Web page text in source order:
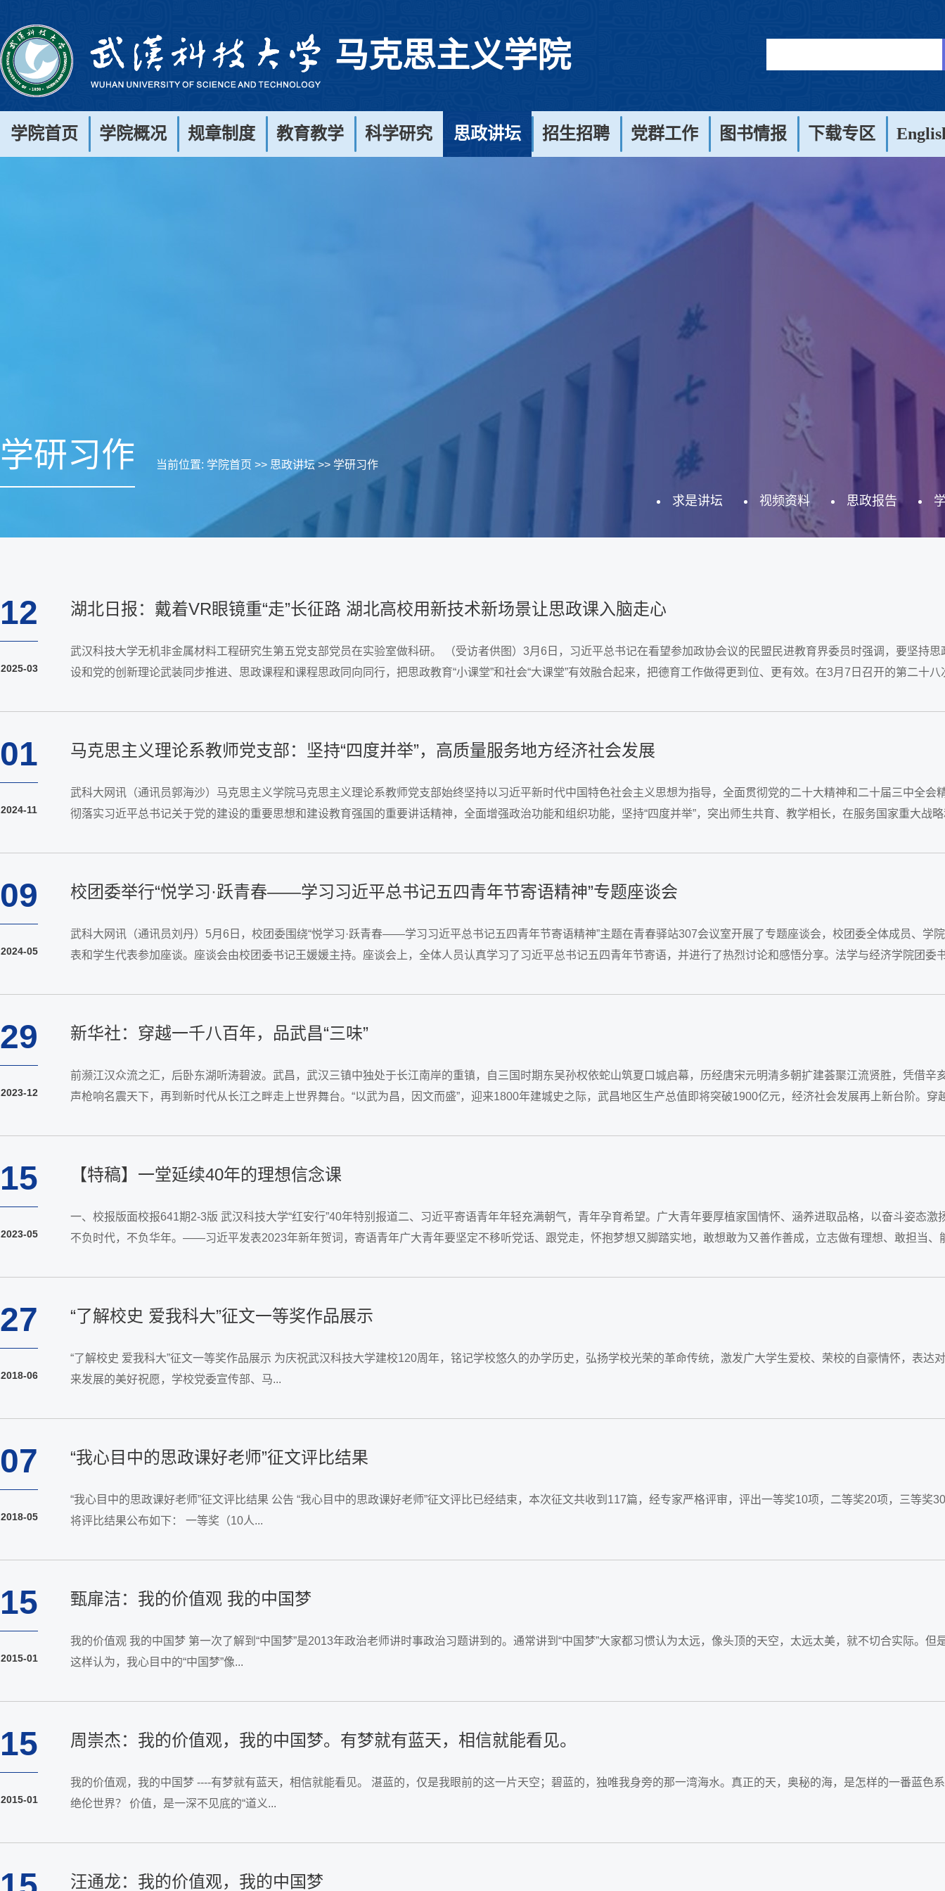
马克思主义学院
学院首页 学院概况 规章制度 教育教学 科学研究 思政讲坛 招生招聘 党群工作 图书情报 下载专区
学研习作 当前位置: 学院首页 >> 思政讲坛>> 学研习作
求是讲坛 视频资料 思政报告
12
2025-03
湖北日报：戴着VR眼镜重“走”长征路 湖北高校用新技术新场景让思政课入脑走心
武汉科技大学无机非金属材料工程研究生第五党支部党员在实验室做科研。 （受访者供图）3月6日，习近平总书记在看望参加政协会议的民盟民进教育界委员时强调，要坚持思
设和党的创新理论武装同步推进、思政课程和课程思政同向同行，把思政教育“小课堂”和社会“大课堂”有效融合起来，把德育工作做得更到位、更有效。在3月7日召开的第二十八
01
2024-11
马克思主义理论系教师党支部：坚持“四度并举”，高质量服务地方经济社会发展
武科大网讯（通讯员郭海沙）马克思主义学院马克思主义理论系教师党支部始终坚持以习近平新时代中国特色社会主义思想为指导，全面贯彻党的二十大精神和二十届三中全会
彻落实习近平总书记关于党的建设的重要思想和建设教育强国的重要讲话精神，全面增强政治功能和组织功能，坚持“四度并举”，突出师生共育、教学相长，在服务国家重大战
09
2024-05
校团委举行“悦学习·跃青春——学习习近平总书记五四青年节寄语精神”专题座谈会
武科大网讯（通讯员刘丹）5月6日，校团委围绕“悦学习·跃青春——学习习近平总书记五四青年节寄语精神”主题在青春驿站307会议室开展了专题座谈会，校团委全体成员、学
表和学生代表参加座谈。座谈会由校团委书记王媛媛主持。座谈会上，全体人员认真学习了习近平总书记五四青年节寄语，并进行了热烈讨论和感悟分享。法学与经济学院团委
29
2023-12
新华社：穿越一千八百年，品武昌“三味”
前濒江汉众流之汇，后卧东湖听涛碧波。武昌，武汉三镇中独处于长江南岸的重镇，自三国时期东吴孙权依蛇山筑夏口城启幕，历经唐宋元明清多朝扩建荟聚江流贤胜，凭借辛
声枪响名震天下，再到新时代从长江之畔走上世界舞台。“以武为昌，因文而盛”，迎来1800年建城史之际，武昌地区生产总值即将突破1900亿元，经济社会发展再上新台阶。穿
15
2023-05
【特稿】一堂延续40年的理想信念课
一、校报版面校报641期2-3版 武汉科技大学“红安行”40年特别报道二、习近平寄语青年年轻充满朝气，青年孕育希望。广大青年要厚植家国情怀、涵养进取品格，以奋斗姿态激
不负时代，不负华年。——习近平发表2023年新年贺词，寄语青年广大青年要坚定不移听党话、跟党走，怀抱梦想又脚踏实地，敢想敢为又善作善成，立志做有理想、敢担当、
27
2018-06
“了解校史 爱我科大”征文一等奖作品展示
“了解校史 爱我科大”征文一等奖作品展示 为庆祝武汉科技大学建校120周年，铭记学校悠久的办学历史，弘扬学校光荣的革命传统，激发广大学生爱校、荣校的自豪情怀，表达
来发展的美好祝愿，学校党委宣传部、马...
07
2018-05
“我心目中的思政课好老师”征文评比结果
“我心目中的思政课好老师”征文评比结果 公告 “我心目中的思政课好老师”征文评比已经结束，本次征文共收到117篇，经专家严格评审，评出一等奖10项，二等奖20项，三等奖
将评比结果公布如下： 一等奖（10人...
15
2015-01
甄扉洁：我的价值观 我的中国梦
我的价值观 我的中国梦 第一次了解到“中国梦”是2013年政治老师讲时事政治习题讲到的。通常讲到“中国梦”大家都习惯认为太远，像头顶的天空，太远太美，就不切合实际。但
这样认为，我心目中的“中国梦”像...
15
2015-01
周崇杰：我的价值观，我的中国梦。有梦就有蓝天，相信就能看见。
我的价值观，我的中国梦 ----有梦就有蓝天，相信就能看见。 湛蓝的，仅是我眼前的这一片天空；碧蓝的，独唯我身旁的那一湾海水。真正的天，奥秘的海，是怎样的一番蓝色
绝伦世界？ 价值，是一深不见底的“道义...
汪通龙：我的价值观，我的中国梦